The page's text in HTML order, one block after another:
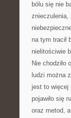
bólu się nie
znieczulenia,
na tym tracił
nielitościwie
Nie chodziło
ludzi można
jest to więcej
pojawiło się
oraz metod,